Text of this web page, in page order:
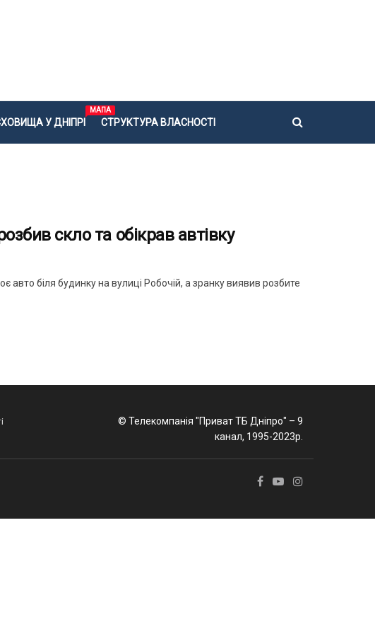
У ДНІПРІ
МАПА
СТРУКТУРА ВЛАСНОСТІ
скло та обікрав автівку
авто біля будинку на вулиці Робочій, а зранку виявив розбите
© Телекомпанія "Приват ТБ Дніпро" – 9
канал, 1995-2023р.